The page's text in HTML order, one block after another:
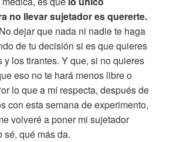
no llevar sujetador es quererte.
No dejar que nada ni nadie te haga
de tu decisión si es que quieres
y los tirantes. Y que, si no quieres
eso no te hará menos libre o
lo que a mí respecta, después de
con esta semana de experimento,
volveré a poner mi sujetador
sé, qué más da.